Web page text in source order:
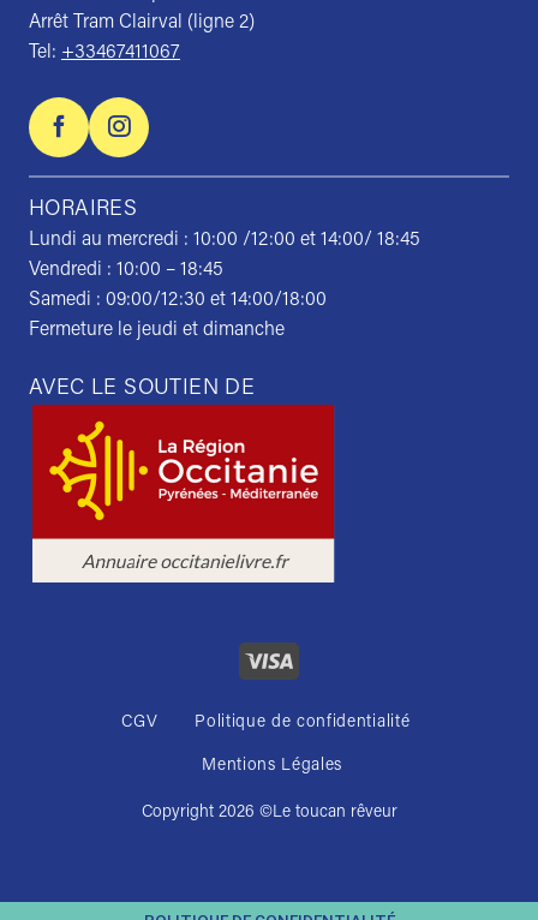
Arrêt Tram Clairval (ligne 2)
Tel: +33467411067
HORAIRES
Lundi au mercredi : 10:00 /12:00 et 14:00/ 18:45
Vendredi : 10:00 – 18:45
Samedi : 09:00/12:30 et 14:00/18:00
Fermeture le jeudi et dimanche
AVEC LE SOUTIEN DE
CGV Politique de confidentialité
Mentions Légales
Copyright 2026 ©Le toucan rêveur